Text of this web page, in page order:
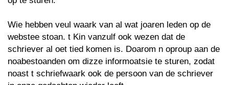
Wie hebben veul waark van al wat joaren leden op de
webstee stoan. t Kin vanzulf ook wezen dat de
schriever al oet tied komen is. Doarom n oproup aan de
noabestoanden om dizze informoatsie te sturen, zodat
noast t schriefwaark ook de persoon van de schriever